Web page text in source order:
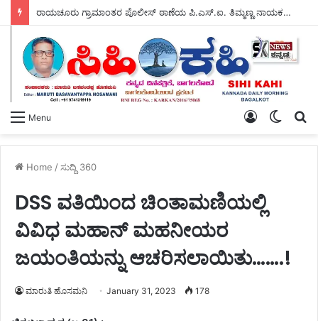
ರಾಯಚೂರು ಗ್ರಾಮಾಂತರ ಪೊಲೀಸ್ ಠಾಣೆಯ ಪಿ.ಎಸ್.ಐ. ತಿಮ್ಮಣ್ಣ ನಾಯಕ ಅವರಿಂದ – ಕಾರುಣ್ಯಾಶ್ರಮಕ್ಕೆ ಸಹಾಯದ ಸೌಜನ್ಯ.
Menu
Switch
Log
Home /ಸುದ್ದಿ 360
DSS ವತಿಯಿಂದ ಚಿಂತಾಮಣಿಯಲ್ಲಿ
ವಿವಿಧ ಮಹಾನ್ ಮಹನೀಯರ
ಜಯಂತಿಯನ್ನು ಆಚರಿಸಲಾಯಿತು…….!
ಮಾರುತಿ ಹೊಸಮನಿ January 31, 2023 178